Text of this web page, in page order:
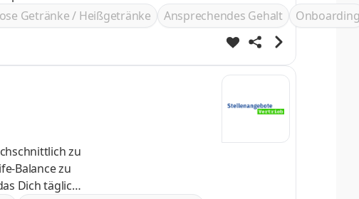
Getränke / Heißgetränke Ansprechendes Gehalt